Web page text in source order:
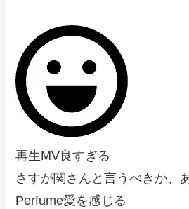
再生MV良すぎる
さすが関さんと言うべきか、
Perfume愛を感じる